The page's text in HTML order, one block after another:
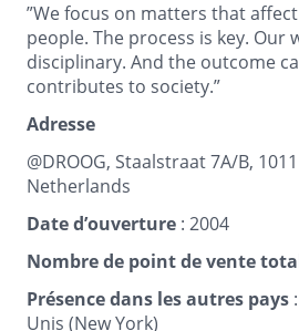
”We focus on matters that
people. The process is key. Our
disciplinary. And the outcome
contributes to society.”
Adresse
@DROOG, Staalstraat 7A/B,
Netherlands
Date d’ouverture : 2004
Nombre de point de vente
Présence dans les autres pays
Unis (New York)